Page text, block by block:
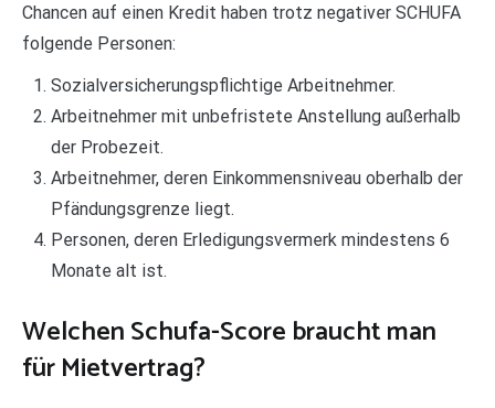
Chancen auf einen Kredit haben trotz negativer SCHUFA
folgende Personen:
Sozialversicherungspflichtige Arbeitnehmer.
Arbeitnehmer mit unbefristete Anstellung außerhalb
der Probezeit.
Arbeitnehmer, deren Einkommensniveau oberhalb der
Pfändungsgrenze liegt.
Personen, deren Erledigungsvermerk mindestens 6
Monate alt ist.
Welchen Schufa-Score braucht man
für Mietvertrag?